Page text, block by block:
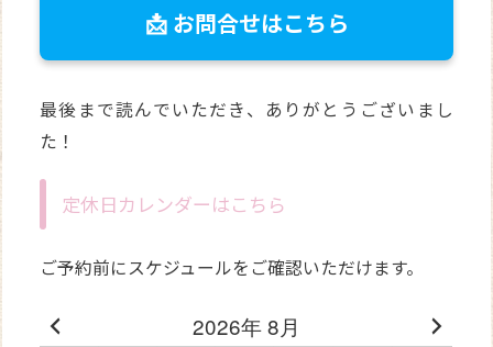
📩 お問合せはこちら
最後まで読んでいただき、ありがとうございまし
た！
定休日カレンダーはこちら
ご予約前にスケジュールをご確認いただけます。
2026年 8月